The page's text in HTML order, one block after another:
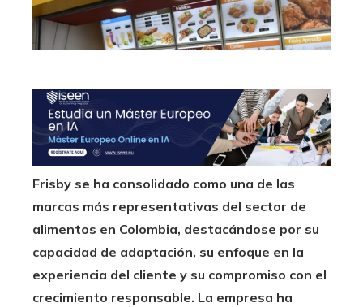
Frisby se ha consolidado como una de las
marcas más representativas del sector de
alimentos en Colombia, destacándose por su
capacidad de adaptación, su enfoque en la
experiencia del cliente y su compromiso con el
crecimiento responsable. La empresa ha